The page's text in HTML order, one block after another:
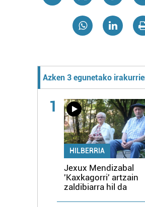
Azken 3 egunetako
1
HILBERRIA
Jexux Mendizabal
'Kaxkagorri' artzain
zaldibiarra hil da